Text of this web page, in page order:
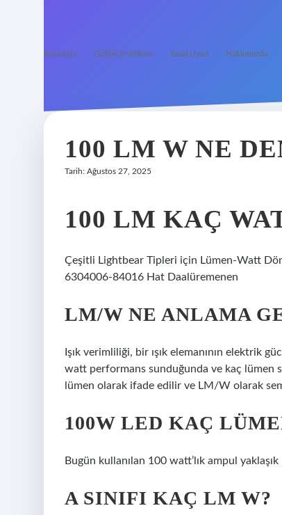
Anasayfa Gizlilik Politikası Yasal Uyarı Hakkımızda
100 LM W NE
Tarih: Ağustos 27, 2025
100 LM KAÇ
Çeşitli Lightbear Tipleri için Lümen-Watt
6304006-84016 Hat Daalüremenen
LM/W NE ANLAMA
Işık verimliliği, bir ışık elemanının elektrik
watt performans sunduğunda ve kaç lümen
lümen olarak ifade edilir ve LM/W olarak
100W LED KAÇ
Bugün kullanılan 100 watt’lık ampul
A SINIFI KAÇ LM W?